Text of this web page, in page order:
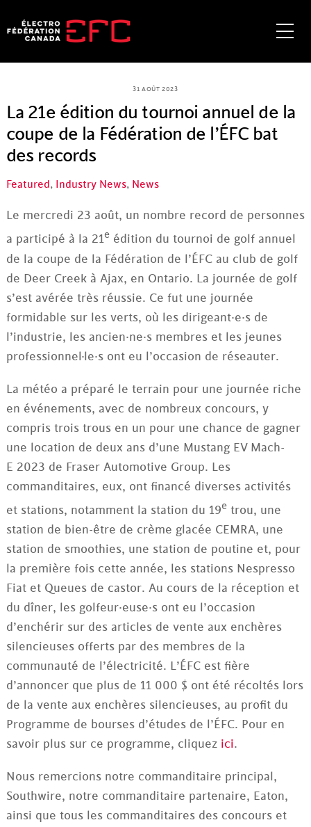
to
31 AOÛT 2023
La 21e édition du tournoi annuel de la
coupe de la Fédération de l’ÉFC bat
des records
Featured, Industry News, News
Le mercredi 23 août, un nombre record de personnes
a participé à la 21eédition du tournoi de golf annuel
de la coupe de la Fédération de l’ÉFC au club de golf
de Deer Creek à Ajax, en Ontario. La journée de golf
s’est avérée très réussie. Ce fut une journée
formidable sur les verts, où les dirigeant·e·s de
l’industrie, les ancien·ne·s membres et les jeunes
professionnel·le·s ont eu l’occasion de réseauter.
La météo a préparé le terrain pour une journée riche
en événements, avec de nombreux concours, y
compris trois trous en un pour une chance de gagner
une location de deux ans d’une Mustang EV Mach-
E 2023 de Fraser Automotive Group. Les
commanditaires, eux, ont financé diverses activités
et stations, notamment la station du 19etrou, une
station de bien-être de crème glacée CEMRA, une
station de smoothies, une station de poutine et, pour
la première fois cette année, les stations Nespresso
Fiat et Queues de castor. Au cours de la réception et
du dîner, les golfeur·euse·s ont eu l’occasion
d’enchérir sur des articles de vente aux enchères
silencieuses offerts par des membres de la
communauté de l’électricité. L’ÉFC est fière
d’annoncer que plus de 11 000 $ ont été récoltés lors
de la vente aux enchères silencieuses, au profit du
Programme de bourses d’études de l’ÉFC. Pour en
savoir plus sur ce programme, cliquez ici.
Nous remercions notre commanditaire principal,
Southwire, notre commanditaire partenaire, Eaton,
ainsi que tous les commanditaires des concours et